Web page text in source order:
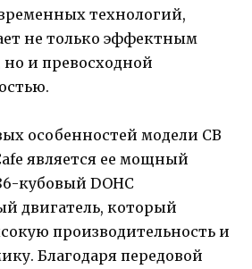
технологий,
не только эффектным
и превосходной
особенностей модели CB
является ее мощный
кубовый DOHC
двигатель, который
производительность и
Благодаря передовой